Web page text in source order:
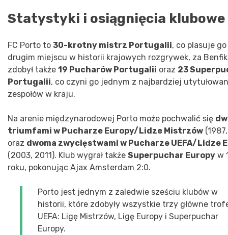
Statystyki i osiągnięcia klubowe
FC Porto to 30-krotny mistrz Portugalii, co plasuje
drugim miejscu w historii krajowych rozgrywek, za
zdobył także 19 Pucharów Portugalii oraz 23
Portugalii, co czyni go jednym z najbardziej
zespołów w kraju.
Na arenie międzynarodowej Porto może pochwalić się
triumfami w Pucharze Europy/Lidze Mistrzów
oraz dwoma zwycięstwami w Pucharze UEFA/Lidze
(2003, 2011). Klub wygrał także Superpuchar Europy w
roku, pokonując Ajax Amsterdam 2:0.
Porto jest jednym z zaledwie sześciu klubów w
historii, które zdobyły wszystkie trzy główne
UEFA: Ligę Mistrzów, Ligę Europy i Superpuchar
Europy.